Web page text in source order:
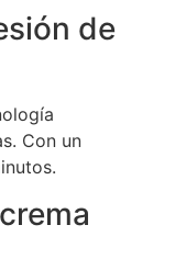
de
Con un